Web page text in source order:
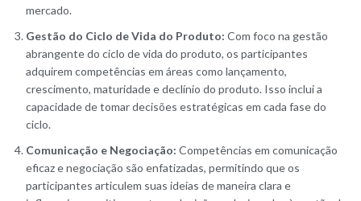
mercado.
Gestão do Ciclo de Vida do Produto: Com foco na gestão
abrangente do ciclo de vida do produto, os participantes
adquirem competências em áreas como lançamento,
crescimento, maturidade e declínio do produto. Isso inclui a
capacidade de tomar decisões estratégicas em cada fase do
ciclo.
Comunicação e Negociação: Competências em comunicação
eficaz e negociação são enfatizadas, permitindo que os
participantes articulem suas ideias de maneira clara e